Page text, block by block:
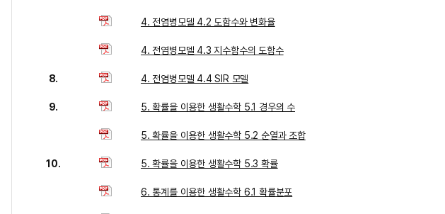
4. 전염병모델 4.2 도함수와 변화율
4. 전염병모델 4.3 지수함수의 도함수
8. 4. 전염병모델 4.4 SIR 모델
9. 5. 확률을 이용한 생활수학 5.1 경우의 수
5. 확률을 이용한 생활수학 5.2 순열과 조합
10. 5. 확률을 이용한 생활수학 5.3 확률
6. 통계를 이용한 생활수학 6.1 확률분포